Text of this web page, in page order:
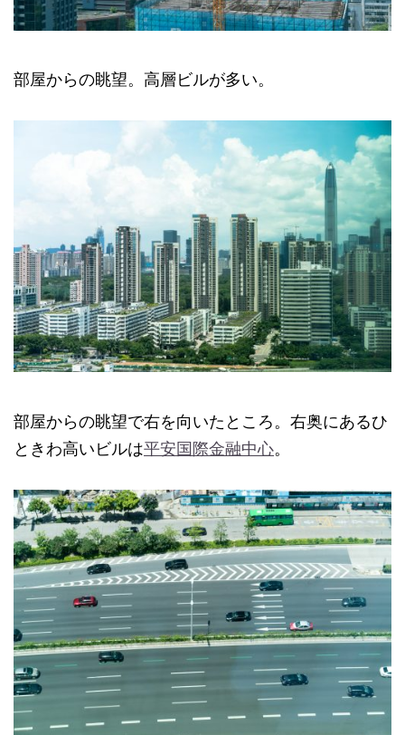
部屋からの眺望。高層ビルが多い。
部屋からの眺望で右を向いたところ。右奥にあるひ
ときわ高いビルは平安国際金融中心。